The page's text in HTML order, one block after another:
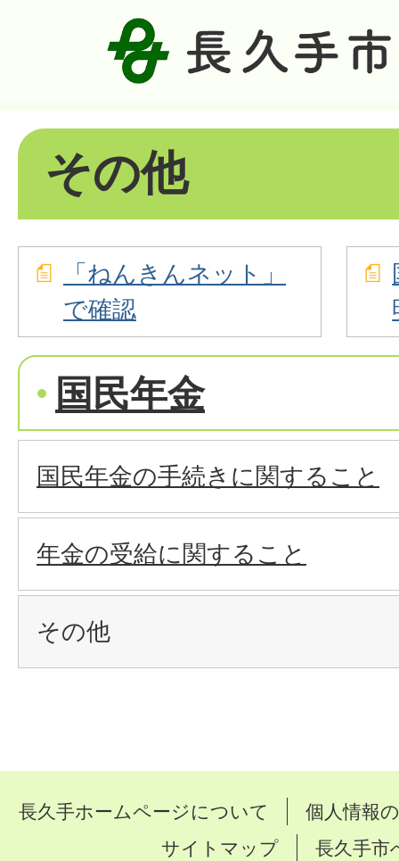
その他
「ねんきんネット」
で確認
国民年金
国民年金の手続きに関すること
年金の受給に関すること
その他
長久手ホームページについて
個人情報
サイトマップ
長久手市